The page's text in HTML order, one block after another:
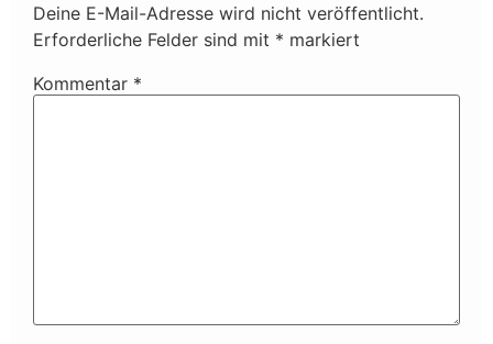
Deine E-Mail-Adresse wird nicht veröffentlicht.
Erforderliche Felder sind mit * markiert
Kommentar *